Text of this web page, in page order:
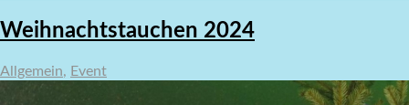
Weihnachtstauchen 2024
Allgemein, Event